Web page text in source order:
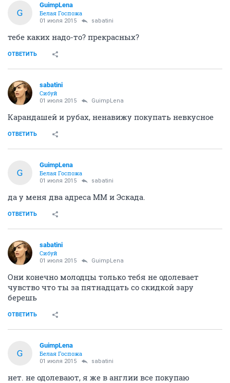
G
GuimpLena
Белая Госпожа
01 июля 2015 sabatini
тебе каких надо-то? прекрасных?
ОТВЕТИТЬ
sabatini
Сибуй
01 июля 2015 GuimpLena
Карандашей и рубах, ненавижу покупать невкусное
ОТВЕТИТЬ
G
GuimpLena
Белая Госпожа
01 июля 2015 sabatini
да у меня два адреса ММ и Эскада.
ОТВЕТИТЬ
sabatini
Сибуй
01 июля 2015 GuimpLena
Они конечно молодцы только тебя не одолевает
чувство что ты за пятнадцать со скидкой зару
берешь
ОТВЕТИТЬ
G
GuimpLena
Белая Госпожа
01 июля 2015 sabatini
нет. не одолевают, я же в англии все покупаю